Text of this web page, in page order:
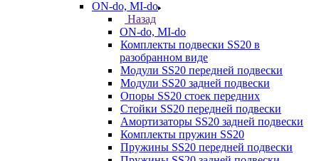
ON-do, MI-do
Назад
ON-do, MI-do
Комплекты подвески SS20 в
разобранном виде
Модули SS20 передней подвески
Модули SS20 задней подвески
Опоры SS20 стоек передних
Стойки SS20 передней подвески
Амортизаторы SS20 задней подвески
Комплекты пружин SS20
Пружины SS20 передней подвески